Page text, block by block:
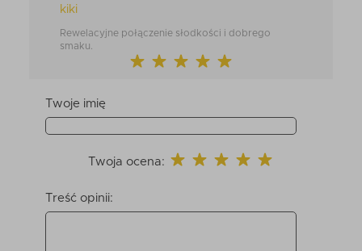
kiki
Rewelacyjne połączenie słodkości i dobrego
smaku.
Twoje imię
Twoja ocena:
Treść opinii: